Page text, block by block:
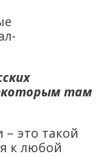
там
– это такой
к любой